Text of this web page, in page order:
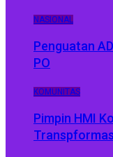
NASIONAL
Penguatan
PO
KOMUNITAS
Pimpin HMI